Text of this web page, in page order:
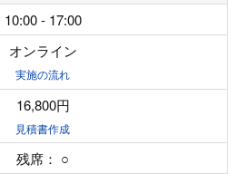
10:00 - 17:00
オンライン
実施の流れ
16,800円
見積書作成
残席： ○